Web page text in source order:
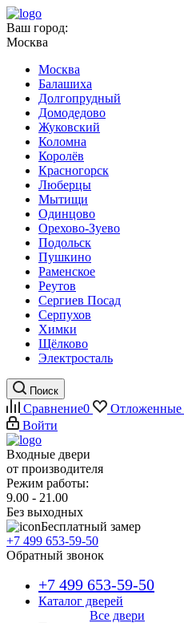
Ваш город:
Москва
Москва
Балашиха
Долгопрудный
Домодедово
Жуковский
Коломна
Королёв
Красногорск
Люберцы
Мытищи
Одинцово
Орехово-Зуево
Подольск
Пушкино
Раменское
Реутов
Сергиев Посад
Серпухов
Химки
Щёлково
Электросталь
Поиск
Сравнение0 Отложенные
Войти
Входные двери
от производителя
Режим работы:
9.00 - 21.00
Без выходных
Бесплатный замер
+7 499 653-59-50
Обратный звонок
+7 499 653-59-50
Каталог дверей
Все двери